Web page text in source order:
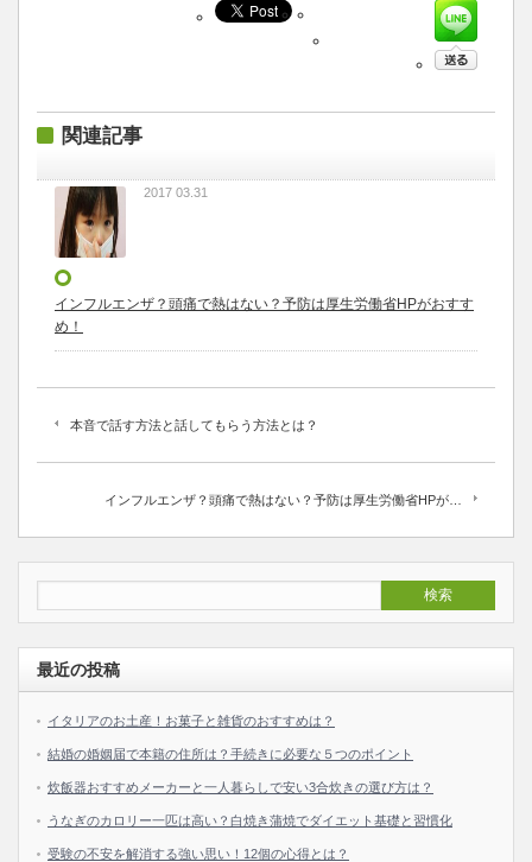
関連記事
2017 03.31
インフルエンザ？頭痛で熱はない？予防は厚生労働省HPがおすす
め！
本音で話す方法と話してもらう方法とは？
インフルエンザ？頭痛で熱はない？予防は厚生労働省HPが…
最近の投稿
イタリアのお土産！お菓子と雑貨のおすすめは？
結婚の婚姻届で本籍の住所は？手続きに必要な５つのポイント
炊飯器おすすめメーカーと一人暮らしで安い3合炊きの選び方は？
うなぎのカロリー一匹は高い？白焼き蒲焼でダイエット基礎と習慣化
受験の不安を解消する強い思い！12個の心得とは？